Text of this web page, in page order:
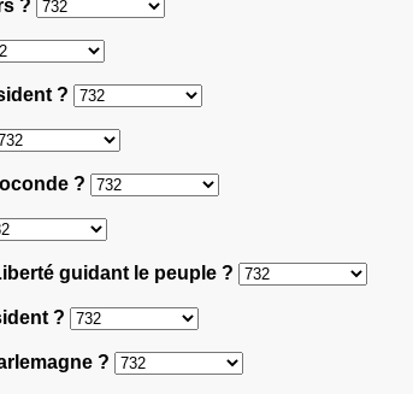
?
?
?
guidant le peuple ?
?
?